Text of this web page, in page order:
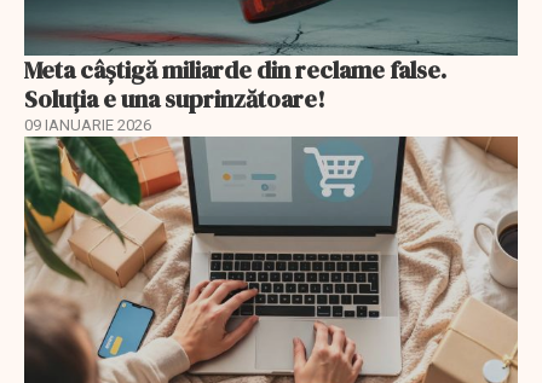
Meta câștigă miliarde din reclame false.
Soluția e una suprinzătoare!
09 IANUARIE 2026